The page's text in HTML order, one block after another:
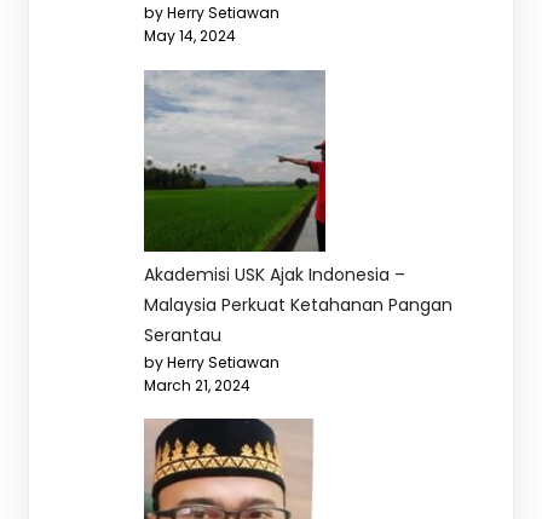
by Herry Setiawan
May 14, 2024
Akademisi USK Ajak Indonesia –
Malaysia Perkuat Ketahanan Pangan
Serantau
by Herry Setiawan
March 21, 2024